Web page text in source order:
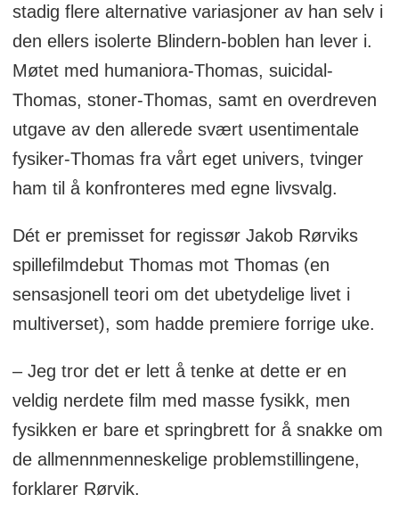
stadig flere alternative variasjoner av han selv i
den ellers isolerte Blindern-boblen han lever i.
Møtet med humaniora-Thomas, suicidal-
Thomas, stoner-Thomas, samt en overdreven
utgave av den allerede svært usentimentale
fysiker-Thomas fra vårt eget univers, tvinger
ham til å konfronteres med egne livsvalg.
Dét er premisset for regissør Jakob Rørviks
spillefilmdebut Thomas mot Thomas (en
sensasjonell teori om det ubetydelige livet i
multiverset), som hadde premiere forrige uke.
– Jeg tror det er lett å tenke at dette er en
veldig nerdete film med masse fysikk, men
fysikken er bare et springbrett for å snakke om
de allmennmenneskelige problemstillingene,
forklarer Rørvik.